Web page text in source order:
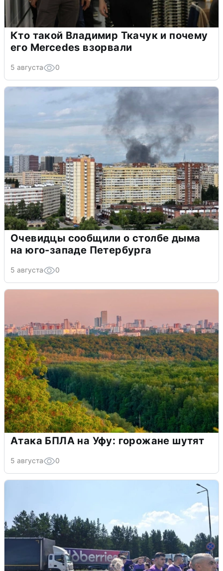
Кто такой Владимир Ткачук и почему
его Mercedes взорвали
5 августа 0
Очевидцы сообщили о столбе дыма
на юго-западе Петербурга
5 августа 0
Атака БПЛА на Уфу: горожане шутят
5 августа 0